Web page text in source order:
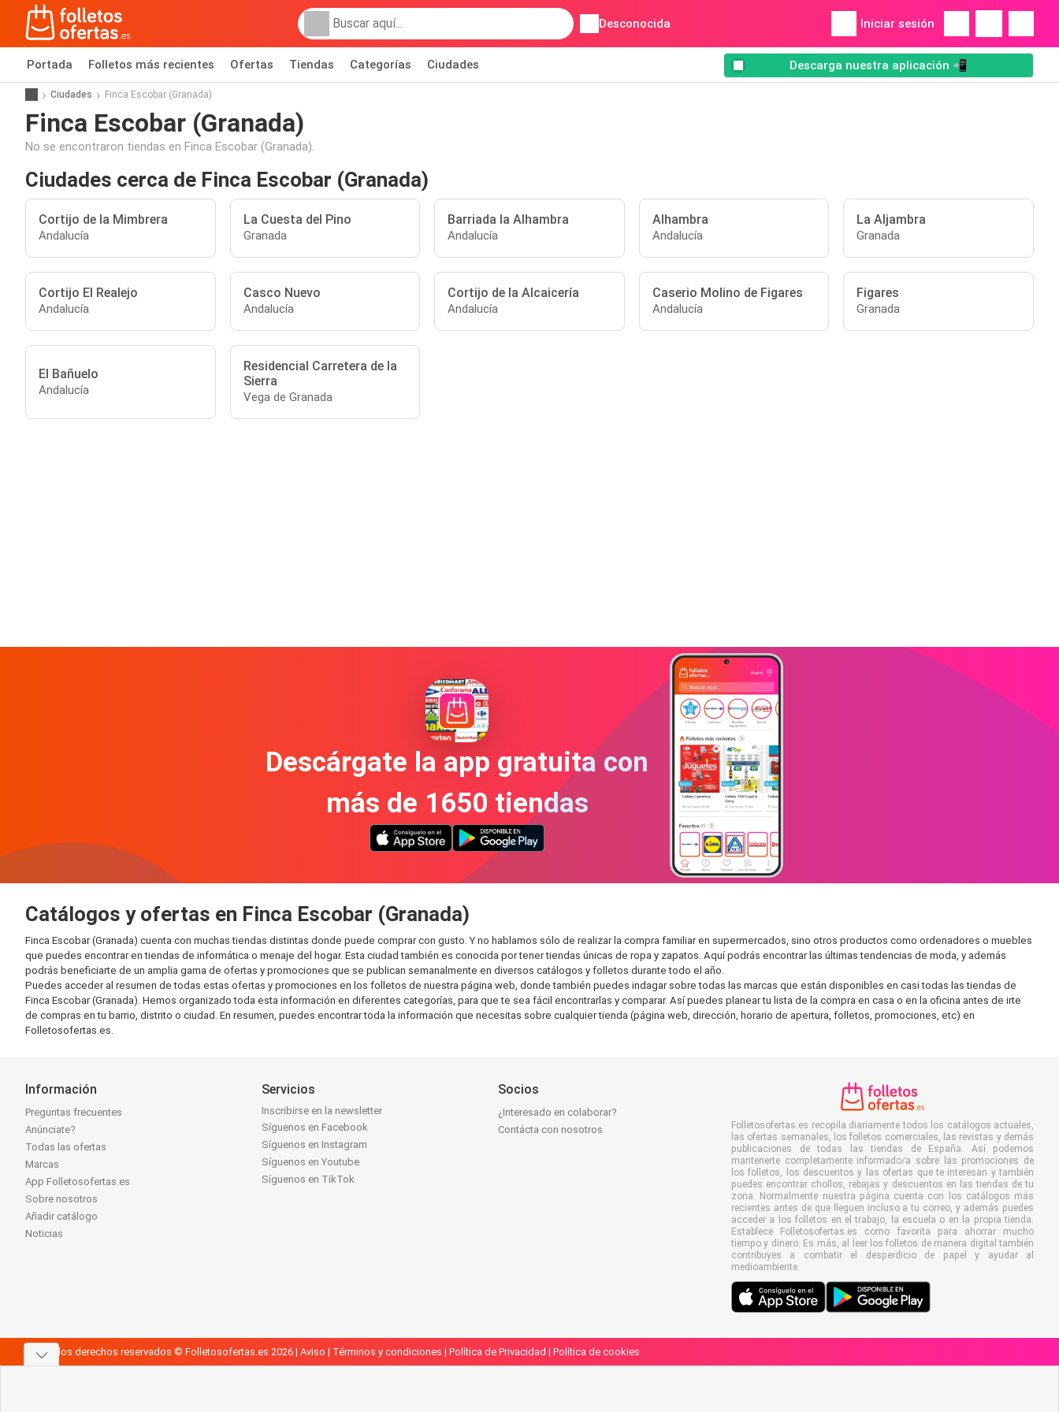
Desconocida Iniciar sesión
Portada Folletos más recientes Ofertas Tiendas Categorías Ciudades Descarga nuestra aplicación 📲
Ciudades Finca Escobar (Granada)
Finca Escobar (Granada)
No se encontraron tiendas en Finca Escobar (Granada).
Ciudades cerca de Finca Escobar (Granada)
Cortijo de la Mimbrera
Andalucía
La Cuesta del Pino
Granada
Barriada la Alhambra
Andalucía
Alhambra
Andalucía
La Aljambra
Granada
Cortijo El Realejo
Andalucía
Casco Nuevo
Andalucía
Cortijo de la Alcaicería
Andalucía
Caserio Molino de Figares
Andalucía
Figares
Granada
El Bañuelo
Andalucía
Residencial Carretera de la
Sierra
Vega de Granada
Descárgate la app gratuita con
más de 1650 tiendas
Catálogos y ofertas en Finca Escobar (Granada)
Finca Escobar (Granada) cuenta con muchas tiendas distintas donde puede comprar con gusto. Y no hablamos sólo de realizar la compra familiar en supermercados, sino otros productos como ordenadores o muebles
que puedes encontrar en tiendas de informática o menaje del hogar. Esta ciudad también es conocida por tener tiendas únicas de ropa y zapatos. Aquí podrás encontrar las últimas tendencias de moda, y además
podrás beneficiarte de un amplia gama de ofertas y promociones que se publican semanalmente en diversos catálogos y folletos durante todo el año.
Puedes acceder al resumen de todas estas ofertas y promociones en los folletos de nuestra página web, donde también puedes indagar sobre todas las marcas que están disponibles en casi todas las tiendas de
Finca Escobar (Granada). Hemos organizado toda esta información en diferentes categorías, para que te sea fácil encontrarlas y comparar. Así puedes planear tu lista de la compra en casa o en la oficina antes de irte
de compras en tu barrio, distrito o ciudad. En resumen, puedes encontrar toda la información que necesitas sobre cualquier tienda (página web, dirección, horario de apertura, folletos, promociones, etc) en
Folletosofertas.es.
Información
Preguntas frecuentes
Anúnciate?
Todas las ofertas
Marcas
App Folletosofertas.es
Sobre nosotros
Añadir catálogo
Noticias
Servicios
Inscribirse en la newsletter
Síguenos en Facebook
Síguenos en Instagram
Síguenos en Youtube
Síguenos en TikTok
Socios
¿Interesado en colaborar?
Contácta con nosotros
Folletosofertas.es recopila diariamente todos los catálogos actuales,
las ofertas semanales, los folletos comerciales, las revistas y demás
publicaciones de todas las tiendas de España. Así podemos
mantenerte completamente informado/a sobre las promociones de
los folletos, los descuentos y las ofertas que te interesan y también
puedes encontrar chollos, rebajas y descuentos en las tiendas de tu
zona. Normalmente nuestra página cuenta con los catálogos más
recientes antes de que lleguen incluso a tu correo, y además puedes
acceder a los folletos en el trabajo, la escuela o en la propia tienda.
Establece Folletosofertas.es como favorita para ahorrar mucho
tiempo y dinero. Es más, al leer los folletos de manera digital también
contribuyes a combatir el desperdicio de papel y ayudar al
medioambiente.
Todos los derechos reservados © Folletosofertas.es 2026 | Aviso | Términos y condiciones | Política de Privacidad | Política de cookies